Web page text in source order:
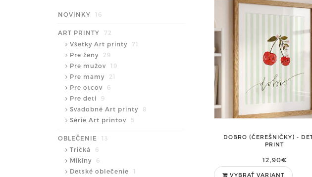
NOVINKY 16
ART PRINTY
72
Všetky Art printy
71
Pre ženy
29
Pre mužov
19
Pre mamy
21
Pre otcov
6
Pre deti
9
Svadobné Art printy
8
Série Art printov
5
OBLEČENIE
13
Tričká
6
Mikiny
6
Detské oblečenie
1
DOBRO (ČEREŠNIČKY) -
PRINT
12,90€
VYBRAŤ VARIANT